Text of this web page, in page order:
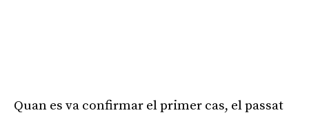
Quan es va confirmar el primer cas, el passat